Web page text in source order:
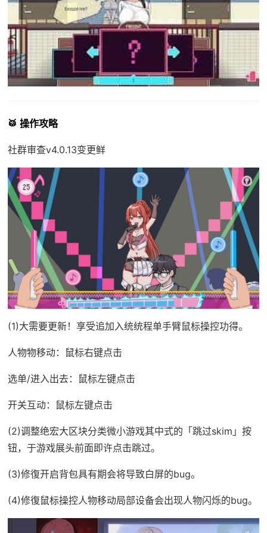
🥁 操作攻略
社群审查v4.0.13变更鲜
(1)大需要更新！享受追加入统统程单手臂鼠标操控功得。
人物物移动：鼠标右键点击
选单/进入出去：鼠标左键点击
开关互动：鼠标左键点击
(2)调整绝宏大区块分类微小游戏其中式的「跳过skim」按
钮，于游戏展头前面即许点击跳过。
(3)修復开启背包具有期会将导致白屏的bug。
(4)修復鼠标操控人物移动局部设备会出现人物闪烁的bug。